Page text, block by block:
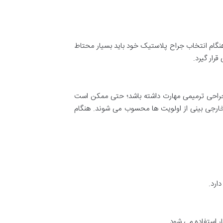
انتخاب جراح پلاستیک خود باید بسیار محتاط
گیرد.
جراحی ترمیمی مهارت داشته باشد؛ حتی ممکن است
بینی از اولویت ها محسوب می شوند. هنگام